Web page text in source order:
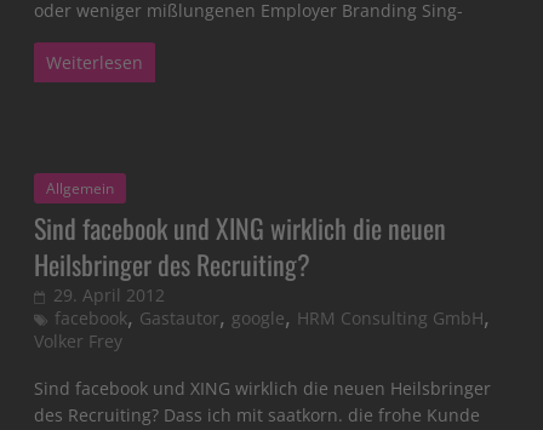
oder weniger mißlungenen Employer Branding Sing-
Weiterlesen
Allgemein
Sind facebook und XING wirklich die neuen
Heilsbringer des Recruiting?
29. April 2012
facebook, Gastautor, google, HRM Consulting GmbH,
Volker Frey
Sind facebook und XING wirklich die neuen Heilsbringer
des Recruiting? Dass ich mit saatkorn. die frohe Kunde